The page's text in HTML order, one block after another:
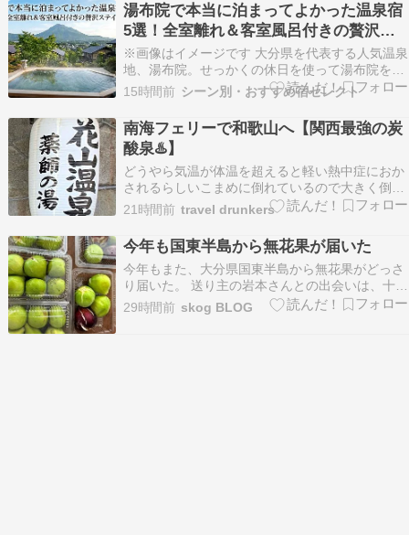
湯布院で本当に泊まってよかった温泉宿
5選！全室離れ＆客室風呂付きの贅沢ス
テイ
※画像はイメージです 大分県を代表する人気温泉
地、湯布院。せっかくの休日を使って湯布院を訪
れるなら、絶対に失敗したくないですし、「本当
に泊まってよかった」と心から感動できる宿を選
びたいですよね。「周りの目を気にせず温泉に入
りたい」「美味しいお肉や地元の料理を味わいた
い」「静かな…
15時間前 シーン別・おすすめ宿セレクト
南海フェリーで和歌山へ【関西最強の炭
酸泉♨️】
どうやら気温が体温を超えると軽い熱中症におか
されるらしいこまめに倒れているので大きく倒れ
なさそうで逆に安全か？しんどいなぁもー夏めっ
ちゃ大好きやったのにーーーあまりにも暑いので
８月の頭ちょいとお休みすることにしましたと
さ。どこいこか？ゆうて暑過ぎてなー。北海道の
利尻島にマイル使…
21時間前 travel drunkers
今年も国東半島から無花果が届いた
今年もまた、大分県国東半島から無花果がどっさ
り届いた。 送り主の岩本さんとの出会いは、十年
前にさかのぼる。 岩本さんが造られた「海辺のガ
ーデン」を訪ねたのが最初のお出会いだった。 そ
29時間前 skog BLOG